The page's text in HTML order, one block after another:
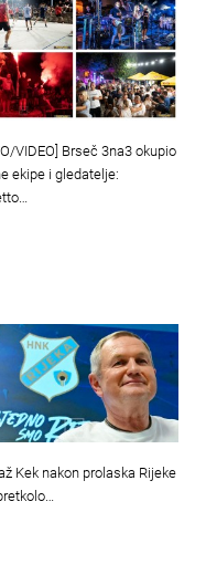
VIDEO] Brseč 3na3 okupio
ekipe i gledatelje:
Kek nakon prolaska Rijeke